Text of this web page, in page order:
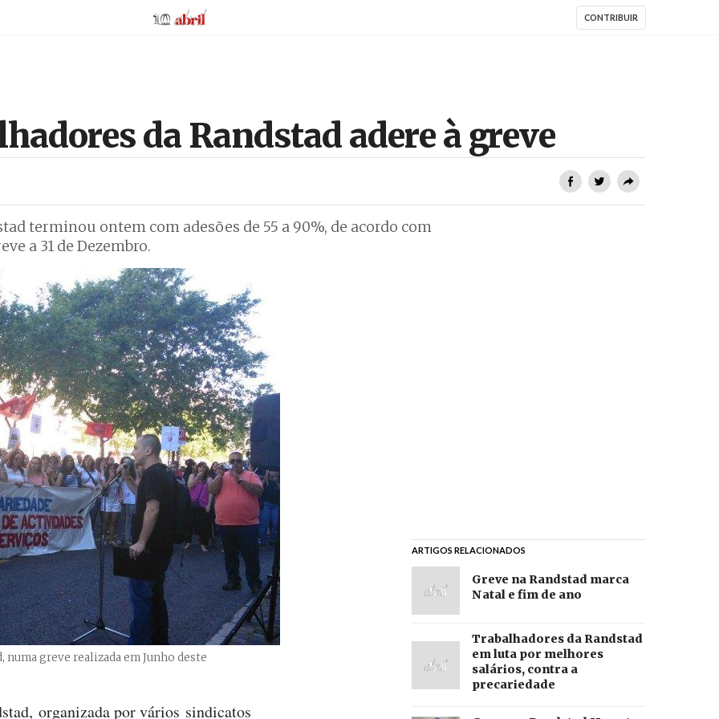
AbrilAbril CONTRIBUIR
da Randstad adere à greve
terminou ontem com adesões de 55 a 90%, de acordo com
a 31 de Dezembro.
greve realizada em Junho deste
organizada por vários sindicatos
ARTIGOS RELACIONADOS
Greve na Randstad marca
Natal e fim de ano
Trabalhadores da Randstad
em luta por melhores
salários, contra a
precariedade